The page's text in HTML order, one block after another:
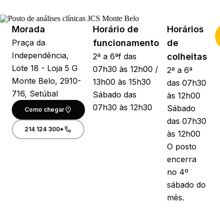
Morada
Praça da
Independência,
Lote 18 - Loja 5 G
Monte Belo, 2910-
716, Setúbal
Como chegar
214 124 300*
Horário de
funcionamento
2ª a 6ªf das
07h30 às 12h00 /
13h00 às 15h30
Sábado das
07h30 às 12h30
Horários
de
colheitas
2ª a 6ª
das 07h30
às 12h00
Sábado
das 07h30
às 12h00
O posto
encerra
no 4º
sábado do
mês.